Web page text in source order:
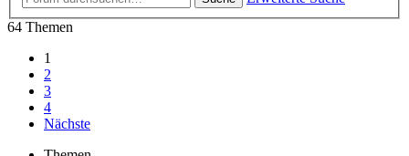
64 Themen
1
2
3
4
Nächste